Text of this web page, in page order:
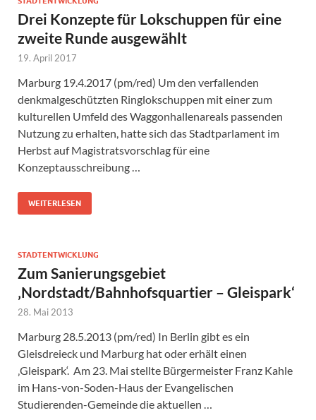
Drei Konzepte für Lokschuppen für eine
zweite Runde ausgewählt
19. April 2017
Marburg 19.4.2017 (pm/red) Um den verfallenden
denkmalgeschützten Ringlokschuppen mit einer zum
kulturellen Umfeld des Waggonhallenareals passenden
Nutzung zu erhalten, hatte sich das Stadtparlament im
Herbst auf Magistratsvorschlag für eine
Konzeptausschreibung …
WEITERLESEN
STADTENTWICKLUNG
Zum Sanierungsgebiet
‚Nordstadt/Bahnhofsquartier – Gleispark‘
28. Mai 2013
Marburg 28.5.2013 (pm/red) In Berlin gibt es ein
Gleisdreieck und Marburg hat oder erhält einen
‚Gleispark‘. Am 23. Mai stellte Bürgermeister Franz Kahle
im Hans-von-Soden-Haus der Evangelischen
Studierenden-Gemeinde die aktuellen …